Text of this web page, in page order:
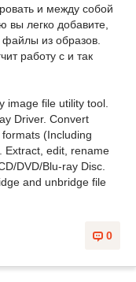
и между собой
вы легко добавите,
из образов.
работу с и так
image file utility tool.
Driver. Convert
(Including
Extract, edit, rename
DVD/Blu-ray Disc.
and unbridge file
0